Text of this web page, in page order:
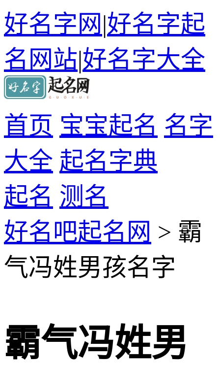
好名字网|好名字起
名网站|好名字大全
首页 宝宝起名 名字
大全 起名字典
起名 测名
好名吧起名网 > 霸
气冯姓男孩名字
霸气冯姓男